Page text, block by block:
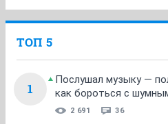
ТОП 5
1
Послушал музыку —
как бороться с
2 691 36